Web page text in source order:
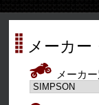
メーカー
メーカー